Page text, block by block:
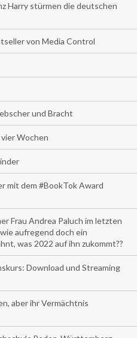
Harry stürmen die deutschen
von Media Control
und Bracht
Wochen
mit dem #BookTok Award
Frau Andrea Paluch im letzten
aufregend doch ein
was 2022 auf ihn zukommt??
Download und Streaming
aber ihr Vermächtnis